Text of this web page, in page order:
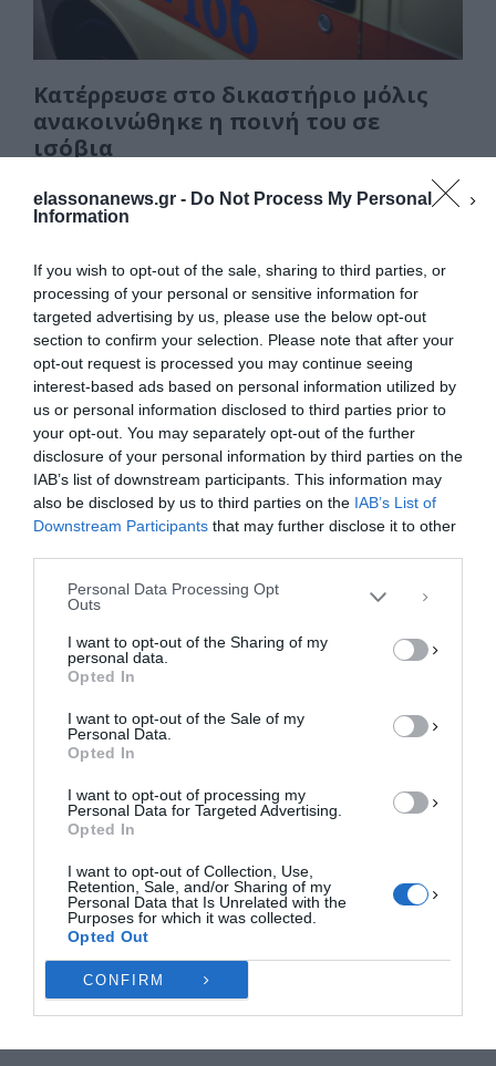
elassonanews.gr - Do Not Process My Personal
Information
If you wish to opt-out of the sale, sharing to third parties, or
processing of your personal or sensitive information for
targeted advertising by us, please use the below opt-out
section to confirm your selection. Please note that after your
opt-out request is processed you may continue seeing
interest-based ads based on personal information utilized by
us or personal information disclosed to third parties prior to
your opt-out. You may separately opt-out of the further
disclosure of your personal information by third parties on the
IAB’s list of downstream participants. This information may
also be disclosed by us to third parties on the IAB’s List of
Downstream Participants that may further disclose it to other
Personal Data Processing Opt
Outs
I want to opt-out of the Sharing of my
personal data.
Opted In
I want to opt-out of the Sale of my
Personal Data.
Opted In
I want to opt-out of processing my
Personal Data for Targeted Advertising.
Opted In
I want to opt-out of Collection, Use,
Retention, Sale, and/or Sharing of my
Personal Data that Is Unrelated with the
Purposes for which it was collected.
Opted Out
CONFIRM
Διαχείριση Συγκατάθεσης
Για να παρέχουμε την καλύτερη εμπειρία, χρησιμοποιούμε τεχνολογίες όπως
cookies για την αποθήκευση ή/και την πρόσβαση σε πληροφορίες συσκευών.
Η συγκατάθεση για τις εν λόγω τεχνολογίες θα μας επιτρέψει να
επεξεργαστούμε δεδομένα προσωπικού χαρακτήρα, όπως συμπεριφορά
συγκατάθεση ή η ανάκληση της συγκατάθεσης, μπορεί να επηρεάσει
αρνητικά ορισμένες λειτουργίες και δυνατότητες.
ΠΡΟΒΟΛΉ ΠΡΟΤΙΜΉΣΕΩΝ
Πολιτική Cookies
Κατέρρευσε στο δικαστήριο μόλις
ανακοινώθηκε η ποινή του σε
ισόβια
52χρονος, μετά της έκδοση της απόφασης του
Δωδεκανήσου το οποίο …
F
a
c
e
b
o
o
k
M
a
st
o
d
o
n
E
m
ai
l
Μ
οι
ρ
α
σ
τε
ίτ
ε
«Συγγνώμη» ζητά τώρα η οικογένεια
του δολοφόνου
«Τα θερμά συλλυπητήρια και μία ειλικρινή
συγγνώμη» εκφράζει η οικογένεια του
Ντόρας, ο οποίος σκότωσε …
F
a
c
e
M
a
st
o
E
m
ai
l
Μ
οι
ρ
α
Σελιδοποίηση
άρθρων
ΕΠΌΜΕΝΑ